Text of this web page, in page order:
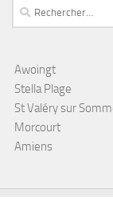
Rechercher :
Awoingt
Stella Plage
St Valéry sur
Morcourt
Amiens